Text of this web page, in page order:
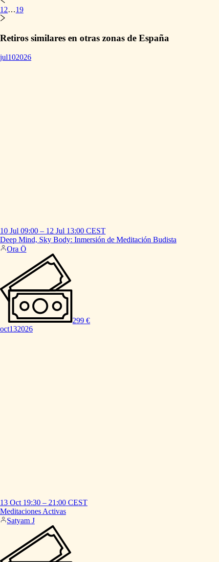
12…19
Retiros similares en otras zonas de España
jul102026
10 Jul 09:00 – 12 Jul 13:00 CEST
Deep Mind, Sky Body: Inmersión de Meditación Budista
Ora Ö
299 €
oct132026
13 Oct 19:30 – 21:00 CEST
MeditacionesActivas
Satyam J